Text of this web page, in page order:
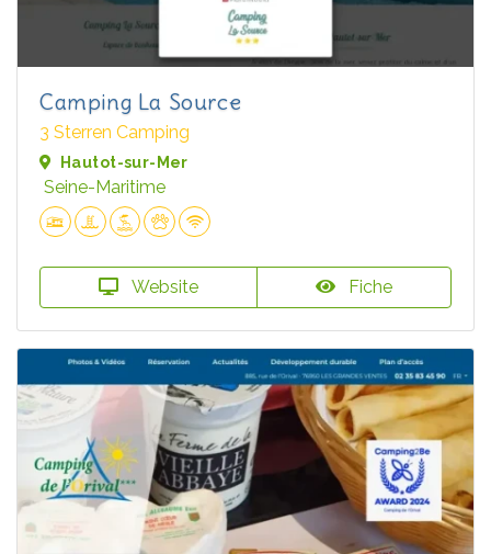
Camping La Source
3 Sterren Camping
Hautot-sur-Mer
Seine-Maritime
Website Fiche